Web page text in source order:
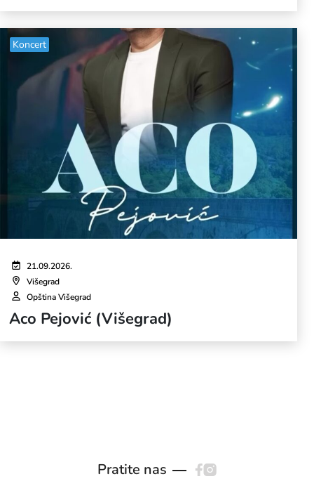
Koncert
21.09.2026.
Višegrad
Opština Višegrad
Aco Pejović (Višegrad)
Pratite nas